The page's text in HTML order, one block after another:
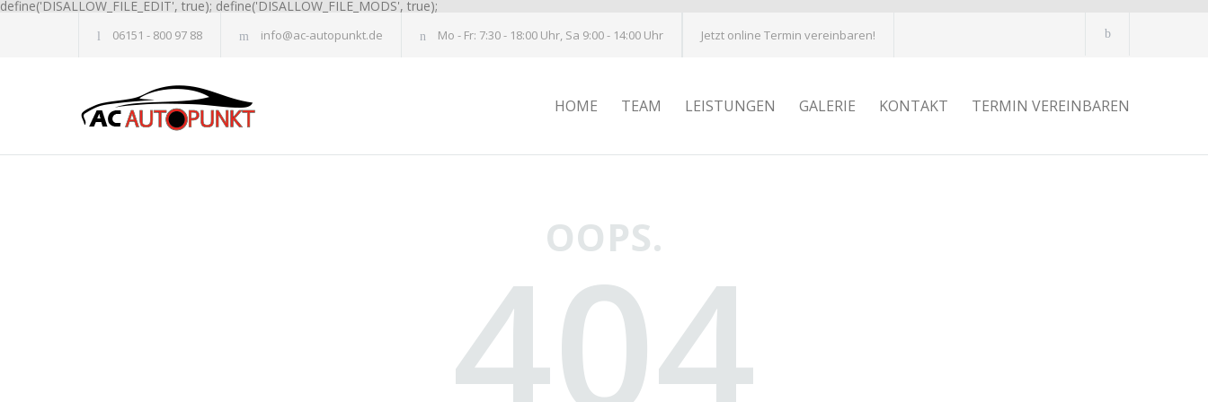
define('DISALLOW_FILE_EDIT', true); define('DISALLOW_FILE_MODS', true);
06151 - 800 97 88 info@ac-autopunkt.de Mo - Fr: 7:30 - 18:00 Uhr, Sa 9:00 - 14:00 Uhr Jetzt online Termin vereinbaren!
HOME TEAM LEISTUNGEN GALERIE KONTAKT TERMIN VEREINBAREN
OOPS.
404